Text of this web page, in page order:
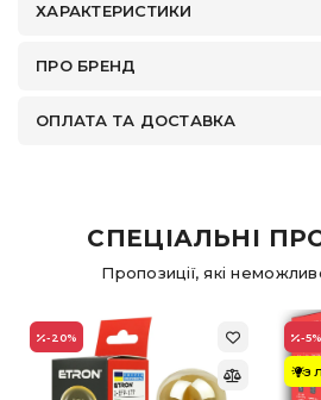
ХАРАКТЕРИСТИКИ
ПРО БРЕНД
ОПЛАТА ТА ДОСТАВКА
СПЕЦІАЛЬНІ
Пропозиції, які
-20% -5%
З